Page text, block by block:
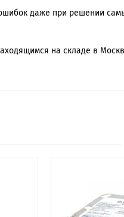
даже при решении
на складе в